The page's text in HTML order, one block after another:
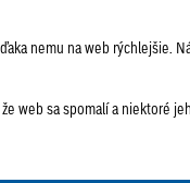
PODUJATIA
nemu na web rýchlejšie.
web sa spomalí a niektoré